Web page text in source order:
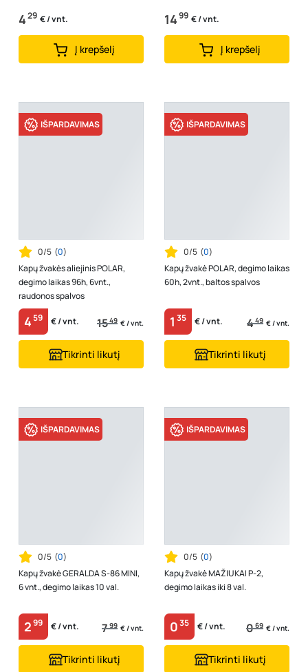
429 € / vnt.
Į krepšelį
1499 € / vnt.
Į krepšelį
IŠPARDAVIMAS
0/5 (0)
Kapų žvakės aliejinis POLAR,
degimo laikas 96h, 6vnt.,
raudonos spalvos
459 € / vnt. 1549 € / vnt.
Tikrinti likutį
IŠPARDAVIMAS
0/5 (0)
Kapų žvakė POLAR, degimo laikas
60h, 2vnt., baltos spalvos
1 35 € / vnt. 449 € / vnt.
Tikrinti likutį
IŠPARDAVIMAS
0/5 (0)
Kapų žvakė GERALDA S-86 MINI,
6 vnt., degimo laikas 10 val.
299 € / vnt. 799 € / vnt.
Tikrinti likutį
IŠPARDAVIMAS
0/5 (0)
Kapų žvakė MAŽIUKAI P-2,
degimo laikas iki 8 val.
035 € / vnt. 069 € / vnt.
Tikrinti likutį